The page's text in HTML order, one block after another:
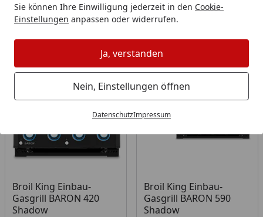
Sie können Ihre Einwilligung jederzeit in den Cookie-
Einstellungen anpassen oder widerrufen.
Ja, verstanden
Nein, Einstellungen öffnen
DatenschutzImpressum
Filter / Sortierung
5 Artikel gefunden
Bestseller -8%
Broil King Einbau-
Gasgrill BARON 420
Shadow
-8%
Broil King Einbau-
Gasgrill BARON 590
Shadow